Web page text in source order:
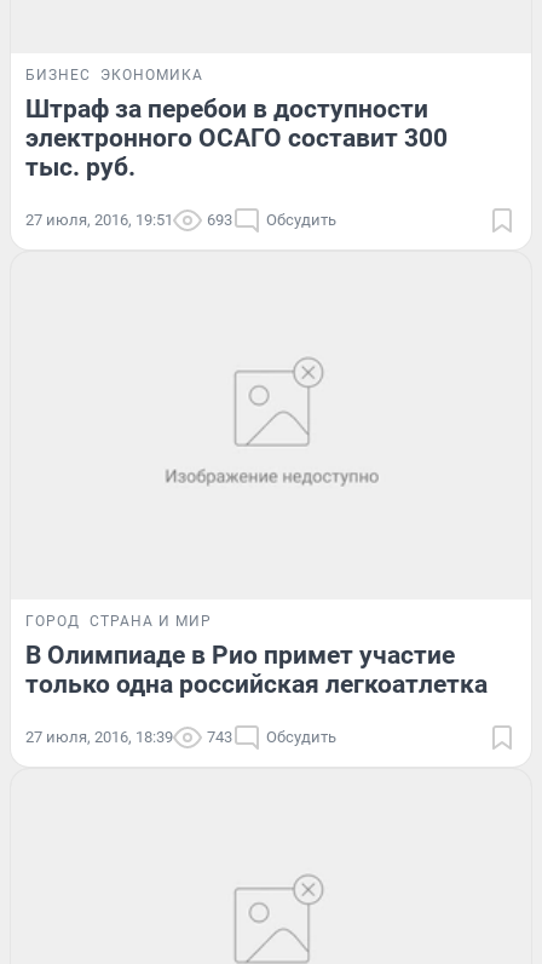
БИЗНЕС ЭКОНОМИКА
Штраф за перебои в доступности
электронного ОСАГО составит 300
тыс. руб.
27 июля, 2016, 19:51 693 Обсудить
ГОРОД СТРАНА И МИР
В Олимпиаде в Рио примет участие
только одна российская легкоатлетка
27 июля, 2016, 18:39 743 Обсудить